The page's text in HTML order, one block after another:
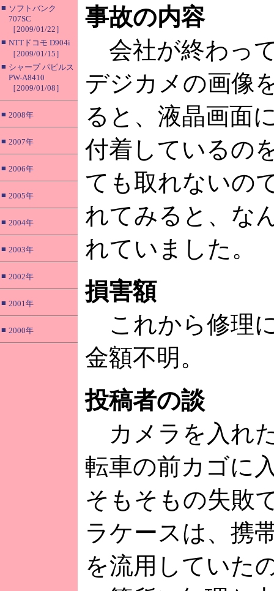
■ ソフトバンク
707SC
［2009/01/22］
■ NTTドコモ D904i
［2009/01/15］
■ シャープ パピルス
PW-A8410
［2009/01/08］
■ 2008年
■ 2007年
■ 2006年
■ 2005年
■ 2004年
■ 2003年
■ 2002年
■ 2001年
■ 2000年
事故の内容
会社が終わっ
デジカメの画像
ると、液晶画面
付着しているの
ても取れないの
れてみると、な
れていました。
損害額
これから修理
金額不明。
投稿者の談
カメラを入れ
転車の前カゴに
そもそもの失敗
ラケースは、携
を流用していた